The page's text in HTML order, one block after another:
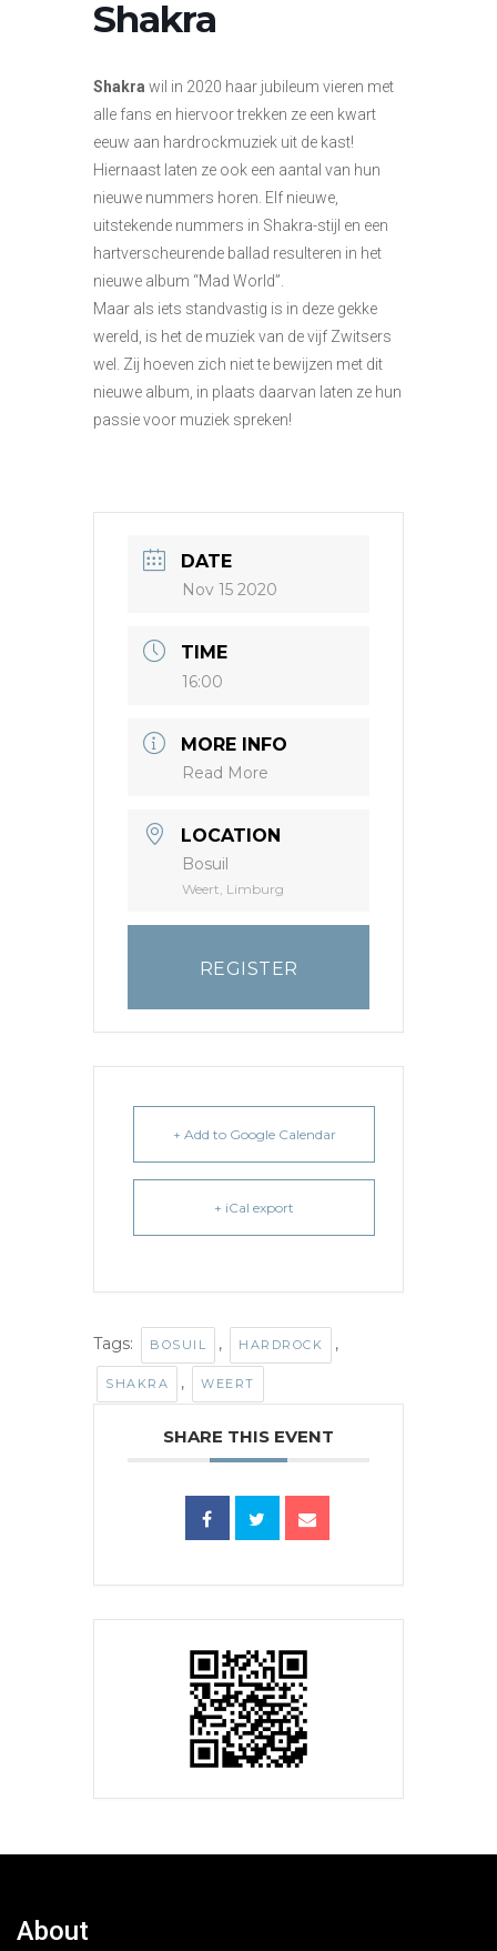
Shakra
Shakra wil in 2020 haar jubileum vieren met
alle fans en hiervoor trekken ze een kwart
eeuw aan hardrockmuziek uit de kast!
Hiernaast laten ze ook een aantal van hun
nieuwe nummers horen. Elf nieuwe,
uitstekende nummers in Shakra-stijl en een
hartverscheurende ballad resulteren in het
nieuwe album “Mad World”.
Maar als iets standvastig is in deze gekke
wereld, is het de muziek van de vijf Zwitsers
wel. Zij hoeven zich niet te bewijzen met dit
nieuwe album, in plaats daarvan laten ze hun
passie voor muziek spreken!
DATE
Nov 15 2020
TIME
16:00
MORE INFO
Read More
LOCATION
Bosuil
Weert, Limburg
REGISTER
+ Add to Google Calendar
+ iCal export
Tags: BOSUIL , HARDROCK ,
SHAKRA , WEERT
SHARE THIS EVENT
About